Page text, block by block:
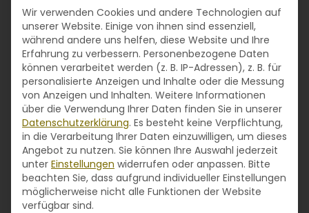
Wir verwenden Cookies und andere Technologien auf
unserer Website. Einige von ihnen sind essenziell,
während andere uns helfen, diese Website und Ihre
Erfahrung zu verbessern. Personenbezogene Daten
können verarbeitet werden (z. B. IP-Adressen), z. B. für
personalisierte Anzeigen und Inhalte oder die Messung
von Anzeigen und Inhalten. Weitere Informationen
über die Verwendung Ihrer Daten finden Sie in unserer
Datenschutzerklärung. Es besteht keine Verpflichtung,
in die Verarbeitung Ihrer Daten einzuwilligen, um dieses
Angebot zu nutzen. Sie können Ihre Auswahl jederzeit
unter Einstellungen widerrufen oder anpassen. Bitte
beachten Sie, dass aufgrund individueller Einstellungen
möglicherweise nicht alle Funktionen der Website
verfügbar sind.